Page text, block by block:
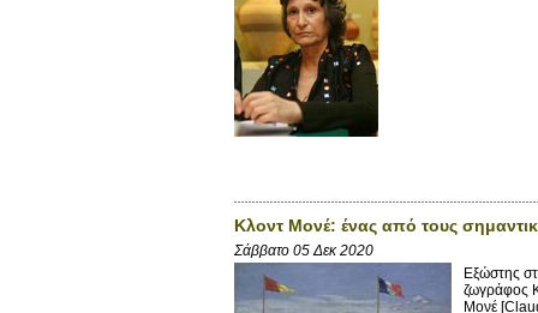
Κλοντ Μονέ: ένας από τους
Σάββατο 05 Δεκ 2020
Εξώστης
ζωγράφος
Μονέ